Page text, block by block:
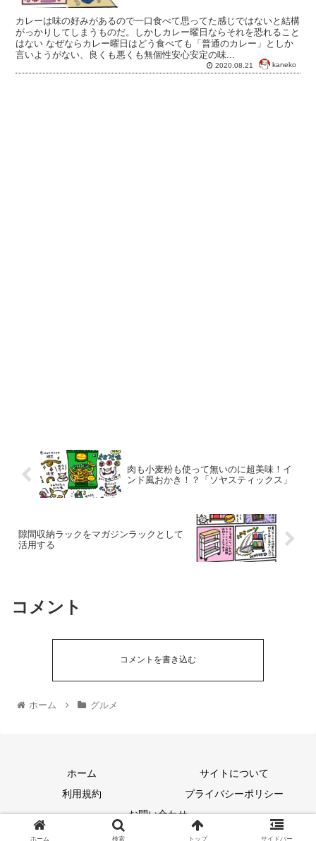
カレーは味の好みがあるので一口食べて思ってた感じではないと結構
がっかりしてしまうものだ。しかしカレー曜日ならそれを恐れること
はない なぜならカレー曜日はどう食べても「普通のカレー」としか
言いようがない、良くも悪くも無個性安心安定の味...
2020.08.21 kaneko
肉も小麦粉も使って無いのに超美味！イ
ンド風おかき！？「ソヤスティックス」
隙間収納ラックをマガジンラックとして
活用する
コメント
コメントを書き込む
ホーム グルメ
ホーム
サイトについて
利用規約
プライバシーポリシー
お問い合わせ
ホーム 検索 トップ サイドバー